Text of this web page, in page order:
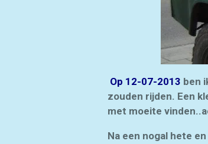
Op 12-07-2013 ben
zouden rijden. Een
met moeite
Na een nogal hete